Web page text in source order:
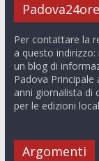
Padova24ore
Per contattare la
a questo indirizzo:
un blog di
Padova
anni giornalista di
per le edizioni
Argomenti